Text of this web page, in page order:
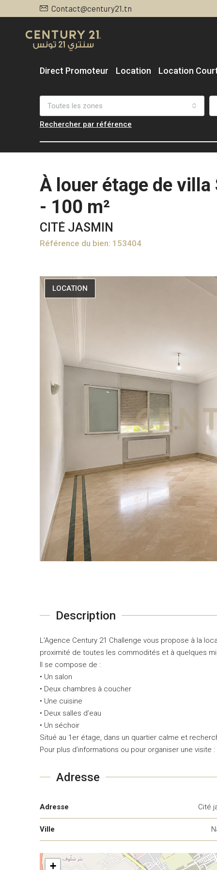
Contact@century21.tn
Direct Promoteur Location Location
Toutes les zones
Rechercher par référence
À louer étage de
- 100 m²
CITÉ JASMIN
Référence du bien: 153404
LOCATION
Description
L’Agence Century 21 Challenge vous propose à la
proximité de toutes les commodités et à quelques
Il se compose de :
• Un salon
• Deux chambres à coucher
• Une cuisine
• Deux salles d’eau
• Un séchoir
Situé au 1er étage, dans un quartier calme et
Pour plus d’informations ou pour organiser une visite :
Adresse
Adresse Cité
Ville
+